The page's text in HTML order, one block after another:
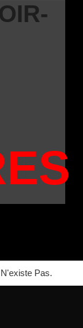
Pas.